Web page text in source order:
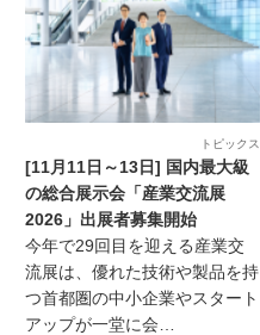
トピックス
[11月11日～13日] 国内最大級
の総合展示会「産業交流展
2026」出展者募集開始
今年で29回目を迎える産業交
流展は、優れた技術や製品を持
つ首都圏の中小企業やスタート
アップが一堂に会…